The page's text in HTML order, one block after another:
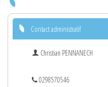
Contact administratif
Christian PENNANECH
0298570546